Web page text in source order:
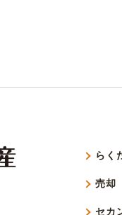
らく
売却
セカ